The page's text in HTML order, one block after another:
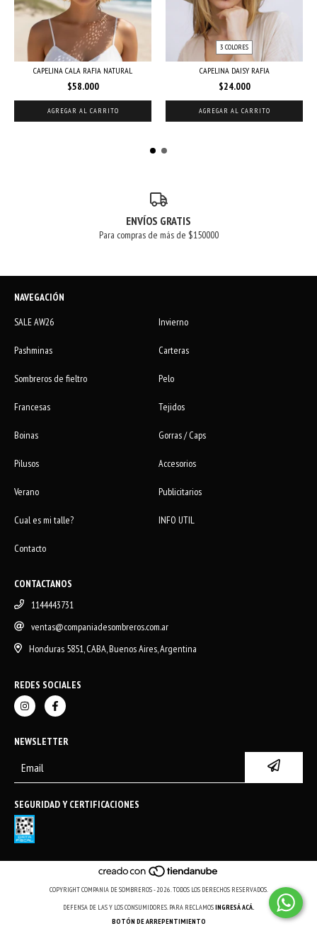
CAPELINA CALA RAFIA NATURAL
$58.000
AGREGAR AL CARRITO
3 COLORES
CAPELINA DAISY RAFIA
$24.000
AGREGAR AL CARRITO
ENVÍOS GRATIS
Para compras de más de $150000
NAVEGACIÓN
SALE AW26
Invierno
Pashminas Carteras
Sombreros de fieltro Pelo
Francesas Tejidos
Boinas Gorras / Caps
Pilusos Accesorios
Verano Publicitarios
Cual es mi talle? INFO UTIL
Contacto
CONTACTANOS
1144443731
ventas@companiadesombreros.com.ar
Honduras 5851, CABA, Buenos Aires, Argentina
REDES SOCIALES
NEWSLETTER
SEGURIDAD Y CERTIFICACIONES
COPYRIGHT COMPANIA DE SOMBREROS - 2026. TODOS LOS DERECHOS RESERVADOS.
DEFENSA DE LAS Y LOS CONSUMIDORES. PARA RECLAMOSINGRESÁ ACÁ.
BOTÓN DE ARREPENTIMIENTO